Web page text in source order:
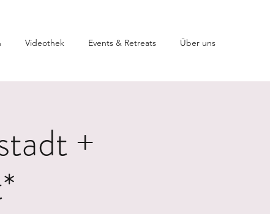
Videothek Events & Retreats Über uns
+